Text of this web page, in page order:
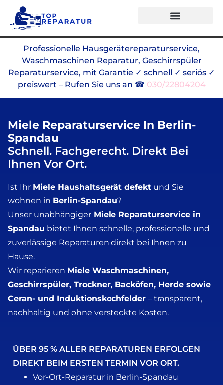
Professionelle Hausgerätereparaturservice,
Waschmaschinen Reparatur, Geschirrspüler
Reparaturservice, mit Garantie ✓ schnell ✓ seriös ✓
preiswert – Rufen Sie uns an ☎ 030/22804204
Miele Reparaturservice In Berlin-
Spandau
Schnell. Fachgerecht. Direkt Bei
Ihnen Vor Ort.
Ist Ihr Miele Haushaltsgerät defekt und Sie
wohnen in Berlin-Spandau?
Unser unabhängiger Miele Reparaturservice in
Spandau bietet Ihnen schnelle, professionelle und
zuverlässige Reparaturen direkt bei Ihnen zu
Hause.
Wir reparieren Miele Waschmaschinen,
Geschirrspüler, Trockner, Backöfen, Herde sowie
Ceran- und Induktionskochfelder – transparent,
nachhaltig und ohne versteckte Kosten.
ÜBER 95 % ALLER REPARATUREN ERFOLGEN
DIREKT BEIM ERSTEN TERMIN VOR ORT.
Vor-Ort-Reparatur in Berlin-Spandau